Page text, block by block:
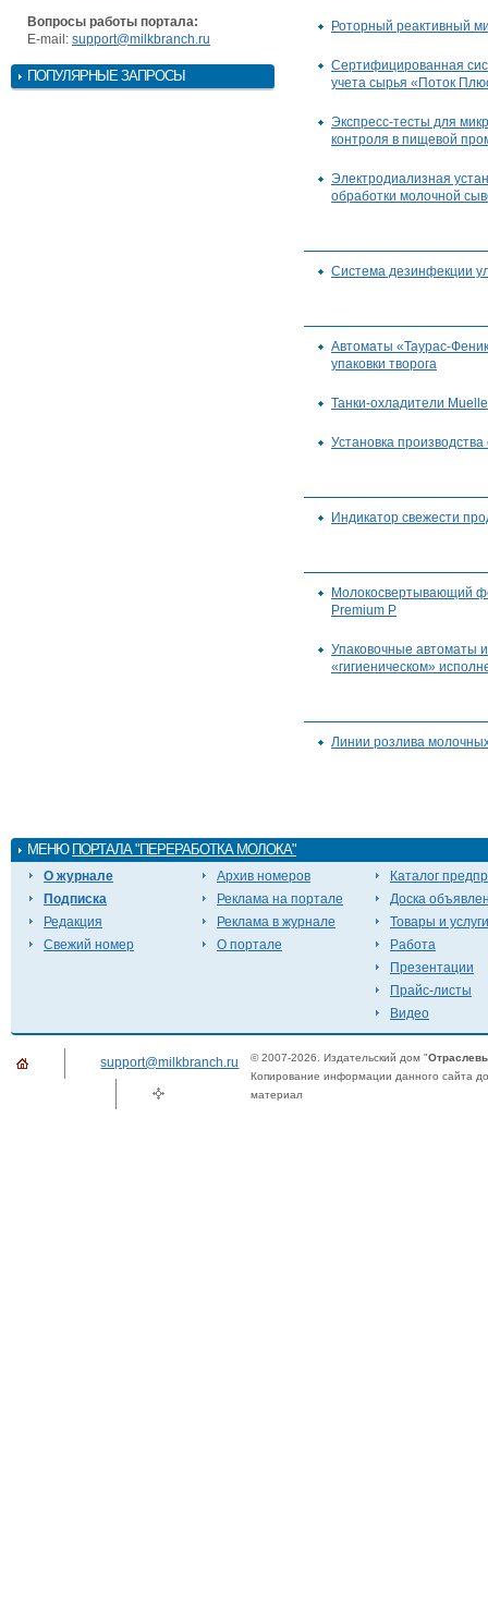
Вопросы работы портала:
E-mail: support@milkbranch.ru
ПОПУЛЯРНЫЕ ЗАПРОСЫ
Роторный реактивный
Сертифицированная
учета сырья «Поток
Экспресс-тесты для
контроля в пищевой
Электродиализная
обработки молочной
Система дезинфекции
Автоматы «Таурас-
упаковки творога
Танки-охладители
Установка
Индикатор свежести
Молокосвертывающий
Premium P
Упаковочные автоматы
«гигиеническом»
Линии розлива
МЕНЮ ПОРТАЛА "ПЕРЕРАБОТКА МОЛОКА"
О журнале
Подписка
Редакция
Свежий номер
Архив номеров
Реклама на портале
Реклама в журнале
О портале
Каталог
Доска
Товары и услуги
Работа
Презентации
Прайс-листы
Видео
support@milkbranch.ru © 2007-2026. Издательский дом "
Копирование информации данного сайта
материал